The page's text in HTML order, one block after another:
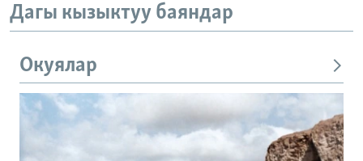
Дагы кызыктуу баяндар
Окуялар